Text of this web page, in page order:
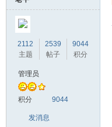
2112
主题
2539
帖子
9044
积分
管理员
积分 9044
发消息